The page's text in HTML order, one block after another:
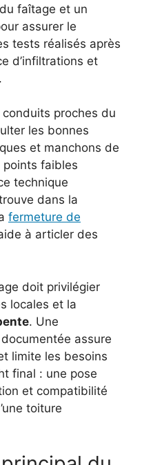
faîtage et un
assurer le
tests réalisés après
d’infiltrations et
proches du
les bonnes
et manchons de
points faibles
technique
dans la
fermeture de
à articler des
doit privilégier
locales et la
. Une
assure
limite les besoins
final : une pose
et compatibilité
toiture